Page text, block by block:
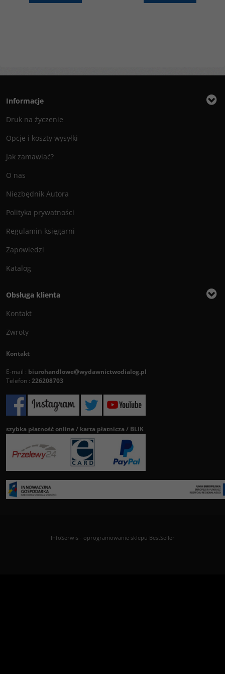
Informacje
Druk na życzenie
Opcje i koszty wysyłki
Jak zamawiać?
O nas
Niezbędnik Autora
Polityka prywatności
Regulamin księgarni
Zapowiedzi
Katalog
Obsługa klienta
Kontakt
Zwroty
Kontakt
E-mail : biurohandlowe@wydawnictwodialog.pl
Telefon : 226208703
szybka płatność online / karta płatnicza / BLIK
InfoSerwis- oprogramowanie sklepu BestSeller